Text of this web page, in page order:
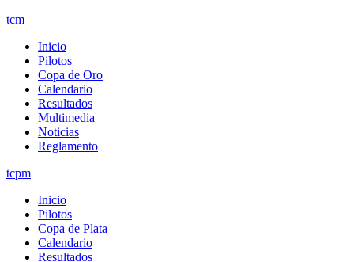
tcm
Inicio
Pilotos
Copa de Oro
Calendario
Resultados
Multimedia
Noticias
Reglamento
tcpm
Inicio
Pilotos
Copa de Plata
Calendario
Resultados